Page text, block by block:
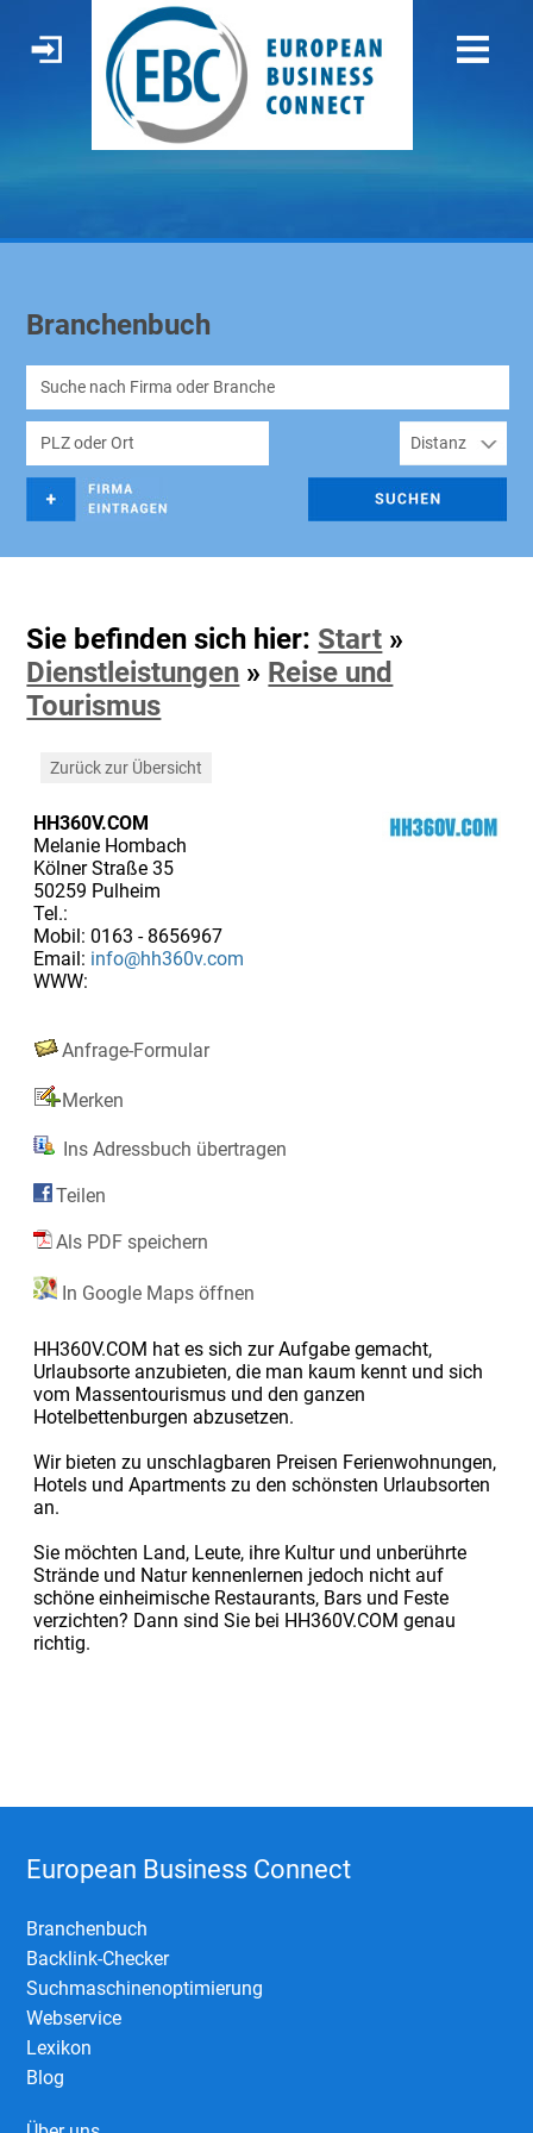
Branchenbuch
Sie befinden sich hier: Start »
Dienstleistungen » Reise und
Tourismus
Zurück zur Übersicht
HH360V.COM
Melanie Hombach
Kölner Straße 35
50259 Pulheim
Tel.:
Mobil: 0163 - 8656967
Email: info@hh360v.com
WWW:
Anfrage-Formular
Merken
Ins Adressbuch übertragen
Teilen
Als PDF speichern
In Google Maps öffnen
HH360V.COM hat es sich zur Aufgabe gemacht,
Urlaubsorte anzubieten, die man kaum kennt und sich
vom Massentourismus und den ganzen
Hotelbettenburgen abzusetzen.
Wir bieten zu unschlagbaren Preisen Ferienwohnungen,
Hotels und Apartments zu den schönsten Urlaubsorten
an.
Sie möchten Land, Leute, ihre Kultur und unberührte
Strände und Natur kennenlernen jedoch nicht auf
schöne einheimische Restaurants, Bars und Feste
verzichten? Dann sind Sie bei HH360V.COM genau
richtig.
European Business Connect
Branchenbuch
Backlink-Checker
Suchmaschinenoptimierung
Webservice
Lexikon
Blog